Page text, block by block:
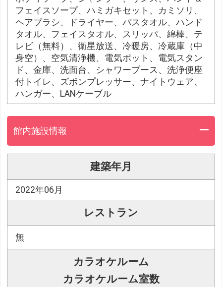
フェイスソープ、ハミガキセット、カミソリ、
ヘアブラシ、ドライヤー、バスタオル、ハンド
タオル、フェイスタオル、スリッパ、綿棒、テ
レビ（無料）、衛星放送、冷暖房、冷蔵庫（中
身空）、空気清浄機、電気ポット、電気スタン
ド、金庫、洗面台、シャワーブース、洗浄便座
付トイレ、ズボンプレッサー、ナイトウェア、
ハンガー、LANケーブル
館内施設情報
建築年月
2022年06月
レストラン
無
カラオケルーム
カラオケルーム室数